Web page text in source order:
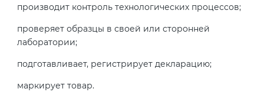
производит контроль технологических процессов;
проверяет образцы в своей или сторонней
лаборатории;
подготавливает, регистрирует декларацию;
маркирует товар.